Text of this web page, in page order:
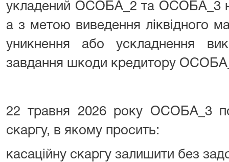
укладений ОСОБА_2 та ОСОБА_3
а з метою виведення ліквідного
уникнення або ускладнення
завдання шкоди кредитору
22 травня 2026 року ОСОБА_3
скаргу, в якому просить:
касаційну скаргу залишити без